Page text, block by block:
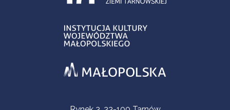
Informacje kontaktowe